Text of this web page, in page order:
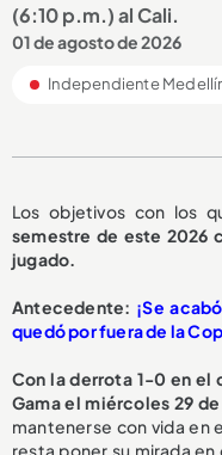
(6:10 p.m.) al Cali.
01 de agosto de 2026
Independiente
Los objetivos con los
semestre de este 2026
jugado.
Antecedente: ¡Se
quedó por fuera de la
Con la derrota 1-0 en el
Gama el miércoles 29
mantenerse con vida en
resta poner su mirada en